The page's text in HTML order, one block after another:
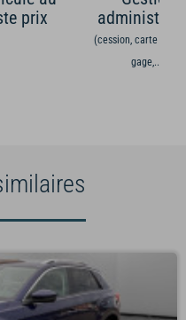
prix
(cession, carte grise,
gage,...)